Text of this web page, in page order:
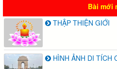
Bài mới
THẬP THIỆN GIỚI
HÌNH ẢNH DI TÍCH